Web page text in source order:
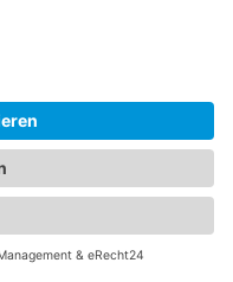
möchten und
möchten, sind Sie
richtig. Hier
um den Preis